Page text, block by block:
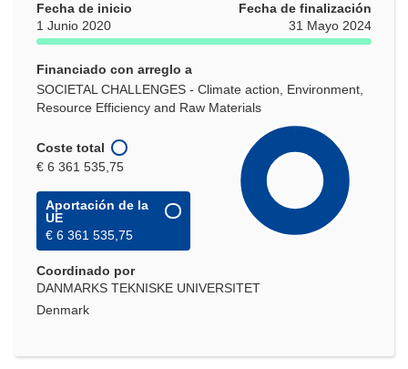
Fecha de inicio
1 Junio 2020
Fecha de finalización
31 Mayo 2024
Financiado con arreglo a
SOCIETAL CHALLENGES - Climate action, Environment,
Resource Efficiency and Raw Materials
Coste total
€ 6 361 535,75
Aportación de la
UE
€ 6 361 535,75
Coordinado por
DANMARKS TEKNISKE UNIVERSITET
Denmark